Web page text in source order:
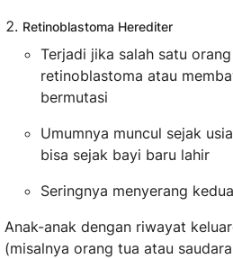
Retinoblastoma Herediter
Terjadi jika salah satu
retinoblastoma atau
bermutasi
Umumnya muncul sejak
bisa sejak bayi baru lahir
Seringnya menyerang
Anak-anak dengan riwayat
(misalnya orang tua atau